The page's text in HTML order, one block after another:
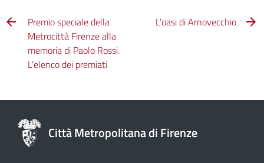
Premio speciale della
Metrocittà Firenze alla
memoria di Paolo Rossi.
L’elenco dei premiati
L’oasi di Arnovecchio
Città Metropolitana di Firenze